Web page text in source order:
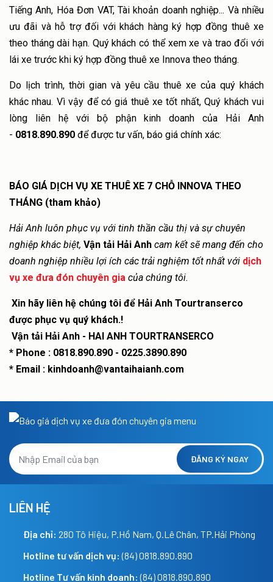
Tiếng Anh, Hóa Đơn VAT, Tài khoản doanh nghiệp... Và nhiều
ưu đãi và hỗ trợ đối với khách hàng ký hợp đồng thuê xe
theo tháng dài hạn. Quý khách có thể xem xe và trao đổi với
lái xe trước khi ký hợp đồng thuê xe Innova theo tháng.
Do lịch trình, thời gian và yêu cầu thuê xe của quý khách
khác nhau. Vì vậy để có giá thuê xe tốt nhất, Quý khách vui
lòng liên hệ với bộ phận kinh doanh của Hải Anh
- 0818.890.890 để được tư vấn, báo giá chính xác:
BÁO GIÁ DỊCH VỤ XE THUÊ XE 7 CHỖ INNOVA THEO
THÁNG (tham khảo)
Hải Anh luôn phục vụ với tinh thần cầu thị và sự chuyên
nghiệp khác biệt, Vận tải Hải Anh cam kết sẽ mang đến cho
doanh nghiệp nhiều lợi ích các trải nghiệm tốt nhất với dịch
vụ xe đưa đón chuyên gia của chúng tôi.
Xin hãy liên hệ chúng tôi để Hải Anh Tourtranserco
được phục vụ quý khách.!
Vận tải Hải Anh - HAI ANH TOURTRANSERCO
* Phone : 0818.890.890 - 0225.3890.890
* Email : kinhdoanh@vantaihaianh.com
ĐĂNG KÝ NGAY
LIÊN HỆ
Địa chỉ: 280 Tô Hiệu, P.Hồ Nam, Q.Lê Chân, TP.Hải Phòng
Hotline tư vấn dịch vụ: (84) 0818.890.890
Hotline Tư vấn kinh doanh: (84) 0818.890.890